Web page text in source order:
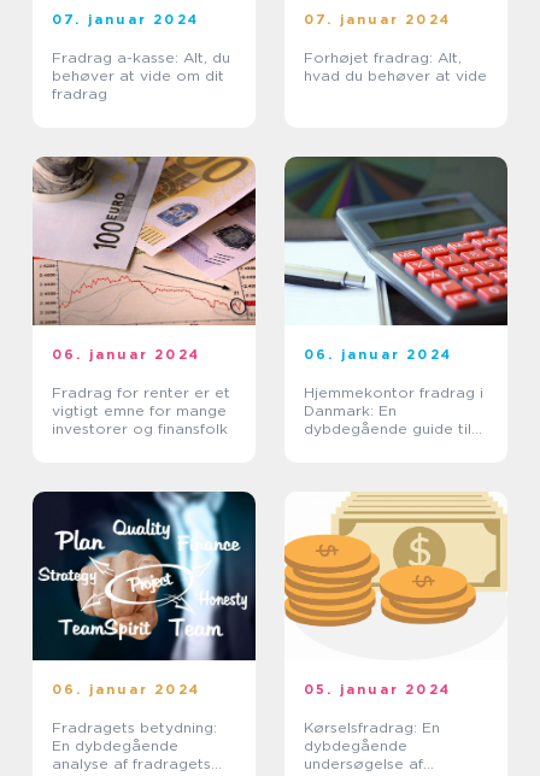
07. januar 2024
Fradrag a-kasse: Alt, du
behøver at vide om dit
fradrag
07. januar 2024
Forhøjet fradrag: Alt,
hvad du behøver at vide
06. januar 2024
Fradrag for renter er et
vigtigt emne for mange
investorer og finansfolk
06. januar 2024
Hjemmekontor fradrag i
Danmark: En
dybdegående guide til
06. januar 2024
Fradragets betydning:
En dybdegående
analyse af fradragets
05. januar 2024
Kørselsfradrag: En
dybdegående
undersøgelse af